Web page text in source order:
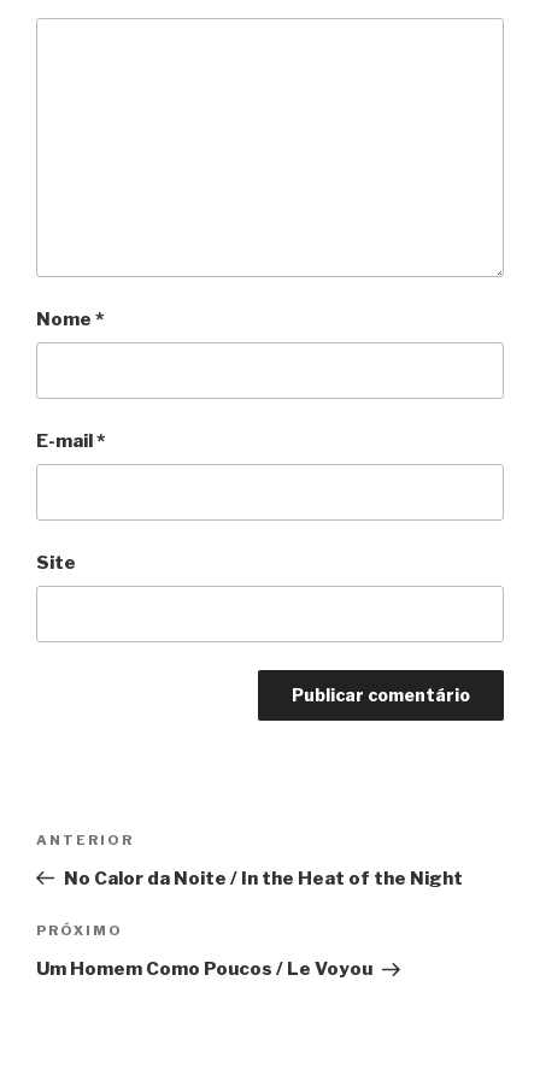
Nome *
E-mail*
Site
Post
Anterior
ANTERIOR
No Calor da Noite / In the Heat of the Night
Próximo
PRÓXIMO
Um Homem Como Poucos / Le Voyou